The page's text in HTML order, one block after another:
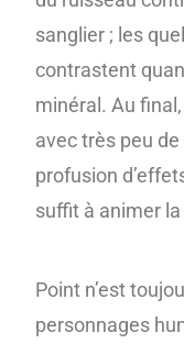
sanglier ; les
contrastent
minéral. Au
avec très peu
profusion
suffit à animer la
Point n’est
personnages